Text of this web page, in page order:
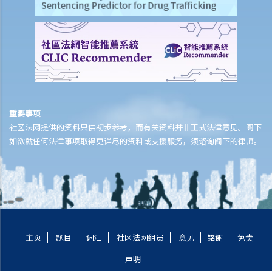
a. 罚款及监禁
b. 取消驾驶执照
c. 酒后驾驶与没有提供样本
其他罪行
1. 与驾驶执照有关
Q1. 持有学习者驾驶执照的人士可以用他/她的电单车提供送外卖的服务
吗？
Q1. 其他国家发出的驾驶执照在香港是否有效？
Q2. 如果我让我的孩子坐在驾驶座上把玩方向盘，而汽车已停下来，我
c. 被取消驾驶资格期间驾驶
Q1. 一名已被吊销驾驶执照的驾驶者开车冲过警察路障。该名驾驶者可
重要事项
社区法网提供的资料只供初步参考，而有关资料并非正式法律意见。阁下
如欲就任何法律事项取得更详尽的资料或支援服务，须谘询阁下的律师。
主页 题目 词汇 社区法网组员 意见 铭谢
免责
声明